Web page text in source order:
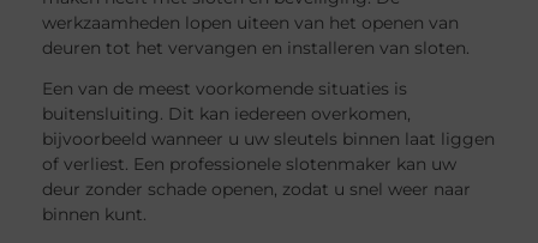
werkzaamheden lopen uiteen van het openen van
deuren tot het vervangen en installeren van sloten.
Een van de meest voorkomende situaties is
buitensluiting. Dit kan iedereen overkomen,
bijvoorbeeld wanneer u uw sleutels binnen laat liggen
of verliest. Een professionele slotenmaker kan uw
deur zonder schade openen, zodat u snel weer naar
binnen kunt.